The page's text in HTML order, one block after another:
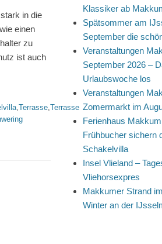
in die
einen
zu
ist auch
,Terrasse,Terrasse
Klassiker ab
Spätsommer am
September die
Veranstaltungen
September 2026 –
Urlaubswoche los
Veranstaltungen
Zomermarkt im
Ferienhaus
Frühbucher sichern
Schakelvilla
Insel Vlieland –
Vliehorsexpres
Makkumer Strand
Winter an der